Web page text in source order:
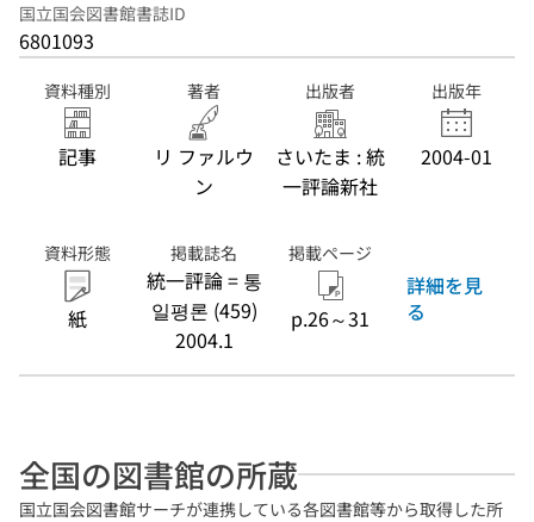
国立国会図書館書誌ID
6801093
資料種別
記事
著者
リ ファルウ
ン
出版者
さいたま : 統
一評論新社
出版年
2004-01
資料形態
紙
掲載誌名
統一評論 = 통
일평론 (459)
2004.1
掲載ページ
p.26～31
詳細を見
る
全国の図書館の所蔵
国立国会図書館サーチが連携している各図書館等から取得した所